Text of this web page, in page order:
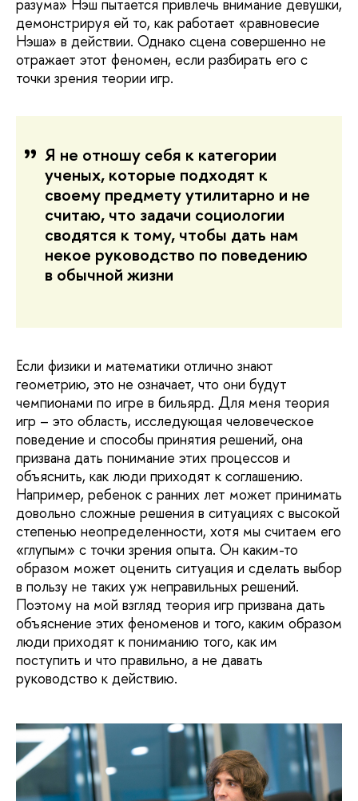
разума» Нэш пытается привлечь внимание девушки,
демонстрируя ей то, как работает «равновесие
Нэша» в действии. Однако сцена совершенно не
отражает этот феномен, если разбирать его с
точки зрения теории игр.
Я не отношу себя к категории
ученых, которые подходят к
своему предмету утилитарно и не
считаю, что задачи социологии
сводятся к тому, чтобы дать нам
некое руководство по поведению
в обычной жизни
Если физики и математики отлично знают
геометрию, это не означает, что они будут
чемпионами по игре в бильярд. Для меня теория
игр – это область, исследующая человеческое
поведение и способы принятия решений, она
призвана дать понимание этих процессов и
объяснить, как люди приходят к соглашению.
Например, ребенок с ранних лет может принимать
довольно сложные решения в ситуациях с высокой
степенью неопределенности, хотя мы считаем его
«глупым» с точки зрения опыта. Он каким-то
образом может оценить ситуация и сделать выбор
в пользу не таких уж неправильных решений.
Поэтому на мой взгляд теория игр призвана дать
объяснение этих феноменов и того, каким образом
люди приходят к пониманию того, как им
поступить и что правильно, а не давать
руководство к действию.